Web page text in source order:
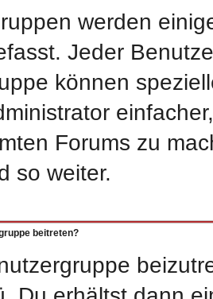
werden
Jeder
können
Forums zu
so weiter.
beitreten?